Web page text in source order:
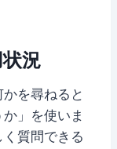
況
を尋ねると
」を使いま
質問できる